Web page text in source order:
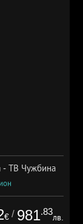
- ТВ Чужбина
€ / 981.83
лв.